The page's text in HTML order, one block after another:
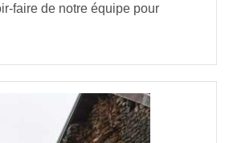
faire de notre équipe pour